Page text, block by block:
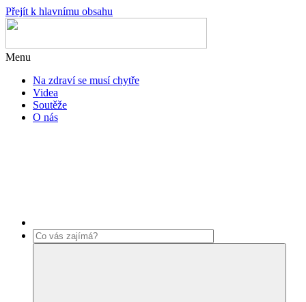
Přejít k hlavnímu obsahu
Menu
Na zdraví se musí chytře
Videa
Soutěže
O nás